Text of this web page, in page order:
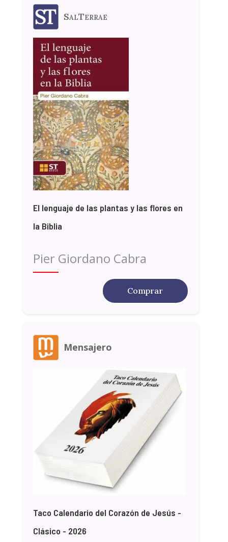
SalTerrae
El lenguaje de las plantas y las flores en
la Biblia
Pier Giordano Cabra
Comprar
Mensajero
Taco Calendario del Corazón de Jesús -
Clásico - 2026